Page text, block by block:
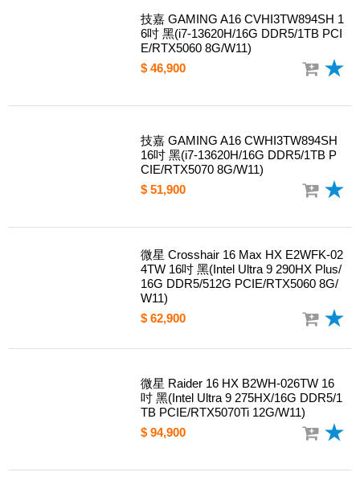
技嘉 GAMING A16 CVHI3TW894SH 1
6吋 黑(i7-13620H/16G DDR5/1TB PCI
E/RTX5060 8G/W11)
$ 46,900
技嘉 GAMING A16 CWHI3TW894SH
16吋 黑(i7-13620H/16G DDR5/1TB P
CIE/RTX5070 8G/W11)
$ 51,900
微星 Crosshair 16 Max HX E2WFK-02
4TW 16吋 黑(Intel Ultra 9 290HX Plus/
16G DDR5/512G PCIE/RTX5060 8G/
W11)
$ 62,900
微星 Raider 16 HX B2WH-026TW 16
吋 黑(Intel Ultra 9 275HX/16G DDR5/1
TB PCIE/RTX5070Ti 12G/W11)
$ 94,900